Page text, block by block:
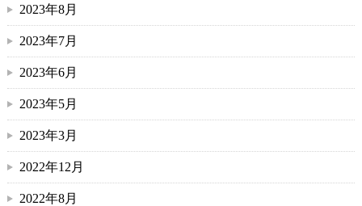
2023年8月
2023年7月
2023年6月
2023年5月
2023年3月
2022年12月
2022年8月